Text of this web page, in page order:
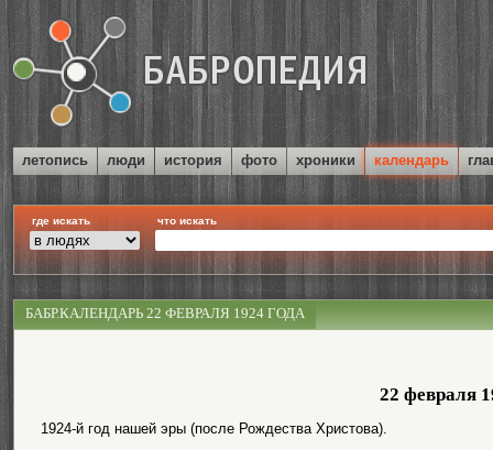
летопись люди история фото хроники календарь
где искать что искать
БАБР.КАЛЕНДАРЬ 22 ФЕВРАЛЯ 1924 ГОДА
22 февраля
1924-й год нашей эры (после Рождества Христова).